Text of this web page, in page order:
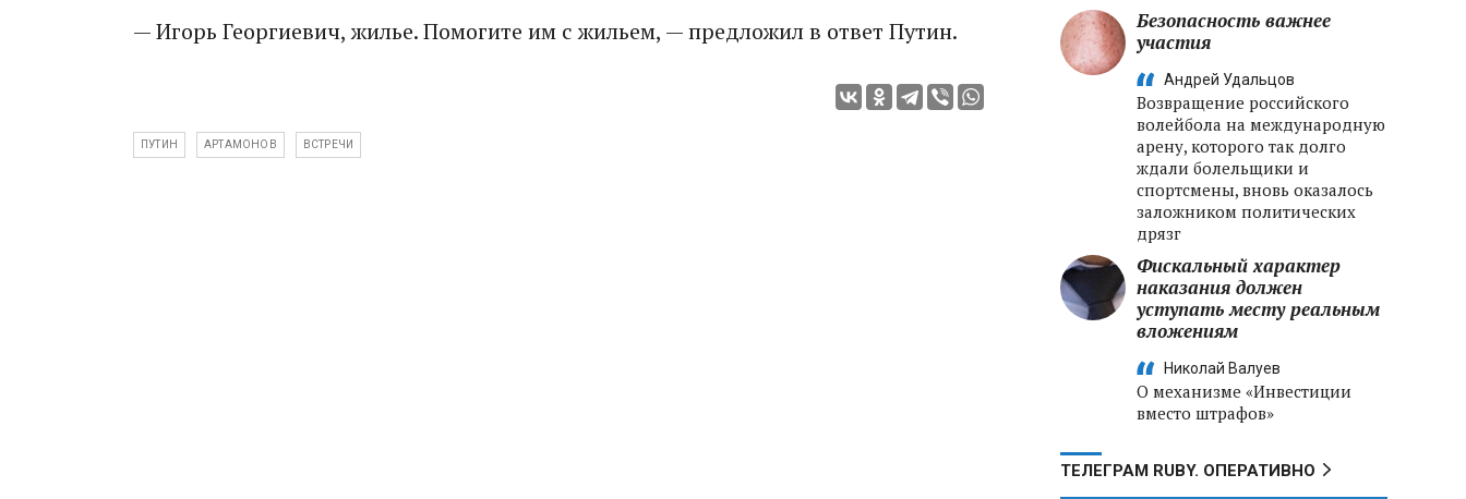
— Игорь Георгиевич, жилье. Помогите им с жильем, — предложил в ответ Путин.
ПУТИН АРТАМОНОВ ВСТРЕЧИ
Безопасность важнее
участия
Андрей Удальцов
Возвращение российского
волейбола на международную
арену, которого так долго
ждали болельщики и
спортсмены, вновь оказалось
заложником политических
дрязг
Фискальный характер
наказания должен
уступать месту реальным
вложениям
Николай Валуев
О механизме «Инвестиции
вместо штрафов»
ТЕЛЕГРАМ RUBY. ОПЕРАТИВНО